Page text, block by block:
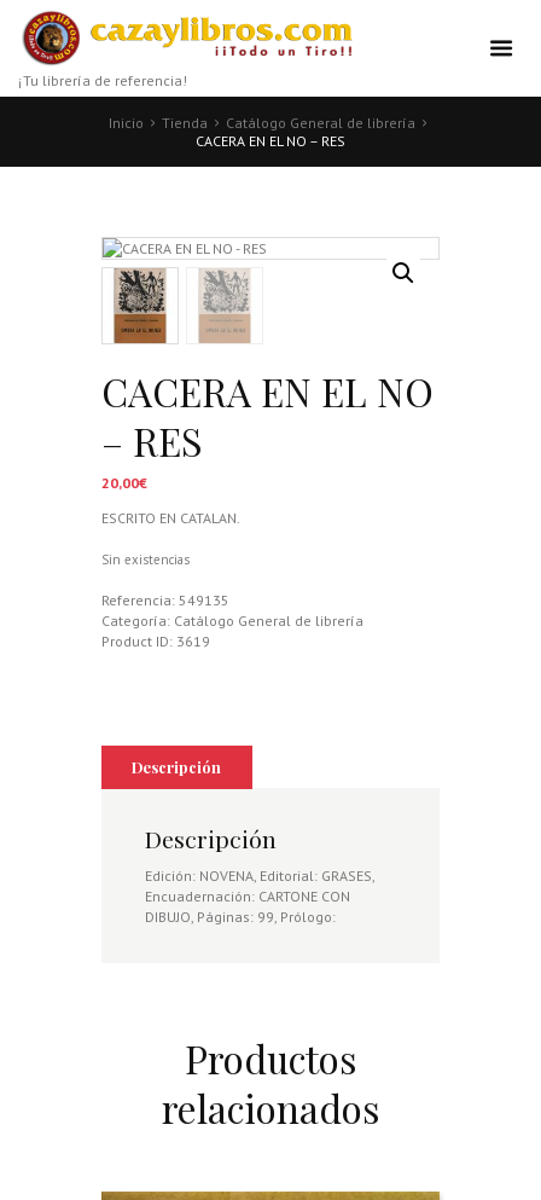
¡Tu librería de referencia!
Inicio Tienda
Catálogo General de librería
CACERA EN EL NO – RES
CACERA EN EL NO
– RES
20,00€
ESCRITO EN CATALAN.
Sin existencias
Referencia: 549135
Categoría: Catálogo General de librería
Product ID: 3619
Descripción
Descripción
Edición: NOVENA, Editorial: GRASES,
Encuadernación: CARTONE CON
DIBUJO, Páginas: 99, Prólogo:
Productos
relacionados